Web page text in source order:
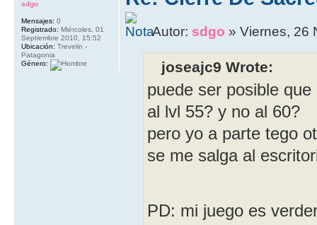
Autor: sdgo » Viernes, 26
joseajc9 Wrote:
puede ser posible
al lvl 55? y no al 60?
pero yo a parte tego
se me salga al
PD: mi juego es
sdgo
Mensajes: 0
Registrado: Miércoles, 01
Septiembre 2010, 15:52
Ubicación: Trevelin -
Patagonia
Género: